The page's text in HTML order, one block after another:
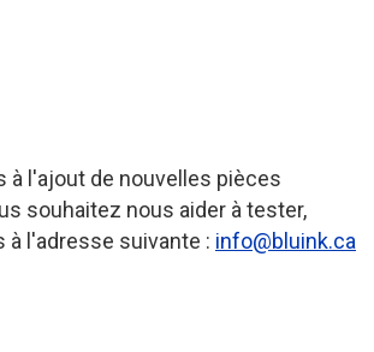
à l'ajout de nouvelles pièces
souhaitez nous aider à tester,
l'adresse suivante : info@bluink.ca